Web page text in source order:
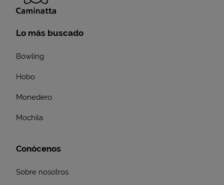
Lo más buscado
Bowling
Hobo
Monedero
Mochila
Conócenos
Sobre nosotros